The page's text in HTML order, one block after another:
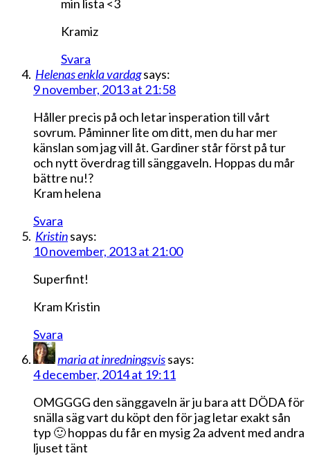
min lista <3
Kramiz
Svara
Helenas enkla vardagsays:
9 november, 2013 at 21:58
Håller precis på och letar insperation till vårt
sovrum. Påminner lite om ditt, men du har mer
känslan som jag vill åt. Gardiner står först på tur
och nytt överdrag till sänggaveln. Hoppas du mår
bättre nu!?
Kram helena
Svara
Kristinsays:
10 november, 2013 at 21:00
Superfint!
Kram Kristin
Svara
maria at inredningsvissays:
4 december, 2014 at 19:11
OMGGGG den sänggaveln är ju bara att DÖDA för
snälla säg vart du köpt den för jag letar exakt sån
typ 🙂 hoppas du får en mysig 2a advent med andra
ljuset tänt